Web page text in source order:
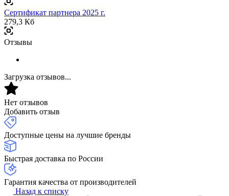
Сертификат партнера 2025 г.
279,3 Кб
Отзывы
Загрузка отзывов...
Нет отзывов
Добавить отзыв
Доступные цены на лучшие бренды
Быстрая доставка по России
Гарантия качества от производителей
Назад к списку